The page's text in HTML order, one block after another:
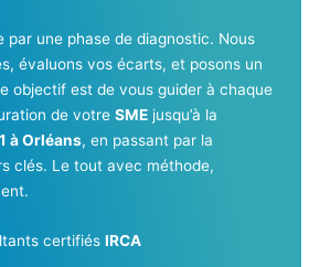
par une phase de diagnostic. Nous
évaluons vos écarts, et posons un
objectif est de vous guider à chaque
de votreSME jusqu’à la
à Orléans, en passant par la
clés. Le tout avec méthode,
certifiésIRCA